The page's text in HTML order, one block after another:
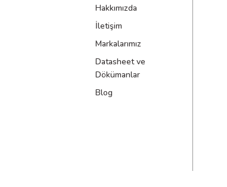
Hakkımızda
İletişim
Markalarımız
Datasheet ve
Dökümanlar
Blog